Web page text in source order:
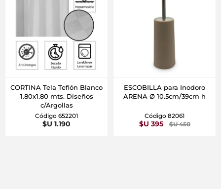
CORTINA Tela Teflón Blanco
1.80x1.80 mts. Diseños
c/Argollas
Código 652201
$U 1.190
ESCOBILLA para Inodoro
ARENA Ø 10.5cm/39cm h
Código 82061
$U 395 $U 450